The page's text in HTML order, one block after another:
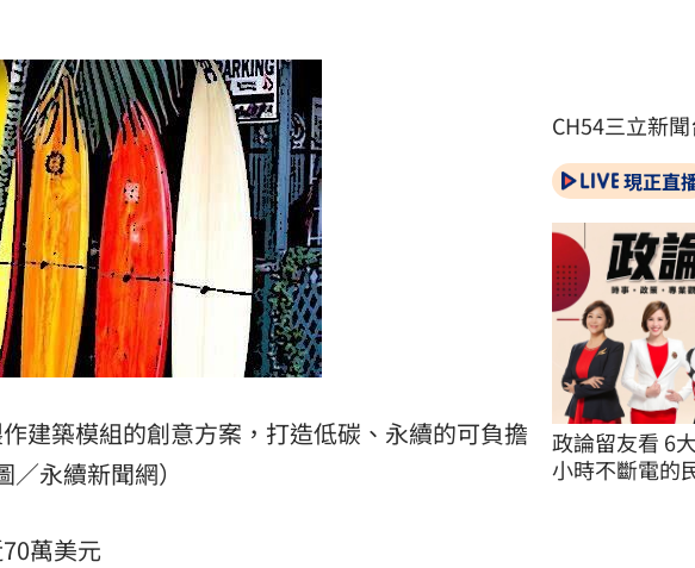
建築模組的創意方案，打造低碳、永續的可負擔
／永續新聞網）
萬美元
CH54三立新
現正直
政論留友看 6
小時不斷電的